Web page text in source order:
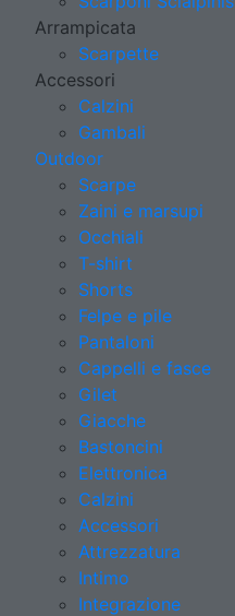
Arrampicata
Scarpette
Accessori
Calzini
Gambali
Outdoor
Scarpe
Zaini e marsupi
Occhiali
T-shirt
Shorts
Felpe e pile
Pantaloni
Cappelli e fasce
Gilet
Giacche
Bastoncini
Elettronica
Calzini
Accessori
Attrezzatura
Intimo
Integrazione